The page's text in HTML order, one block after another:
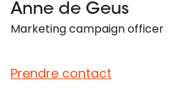
Anne de Geus
Marketing campaign officer
Prendre contact